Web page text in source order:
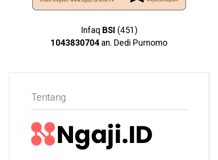
Infaq BSI (451)
1043830704 an. Dedi Purnomo
Tentang